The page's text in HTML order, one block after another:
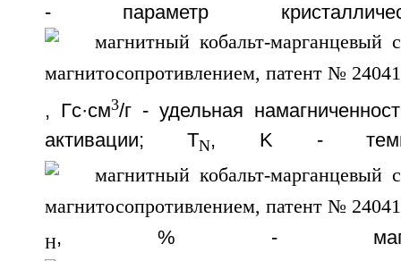
- параметр
, Гс·см3/г - удельная
активации; TN, K -
H, % -